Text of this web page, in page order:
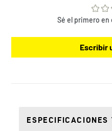
Sé el primero
Escribir
ESPECIFICACIONES